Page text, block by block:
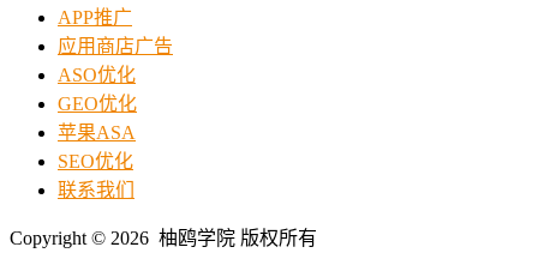
APP推广
应用商店广告
ASO优化
GEO优化
苹果ASA
SEO优化
联系我们
Copyright © 2026 柚鸥学院 版权所有